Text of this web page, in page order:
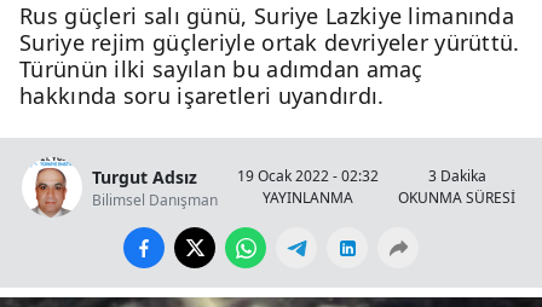
Rus güçleri salı günü, Suriye Lazkiye limanında
Suriye rejim güçleriyle ortak devriyeler yürüttü.
Türünün ilki sayılan bu adımdan amaç
hakkında soru işaretleri uyandırdı.
Turgut Adsız
Bilimsel Danışman
19 Ocak 2022 - 02:32
YAYINLANMA
3 Dakika
OKUNMA SÜRESİ